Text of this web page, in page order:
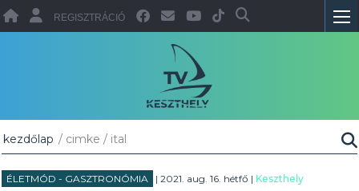
REGISZTRÁCIÓ
kezdőlap / cimke / ital
ÉLETMÓD - GASZTRONÓMIA | 2021. aug. 16. hétfő |Keszthely